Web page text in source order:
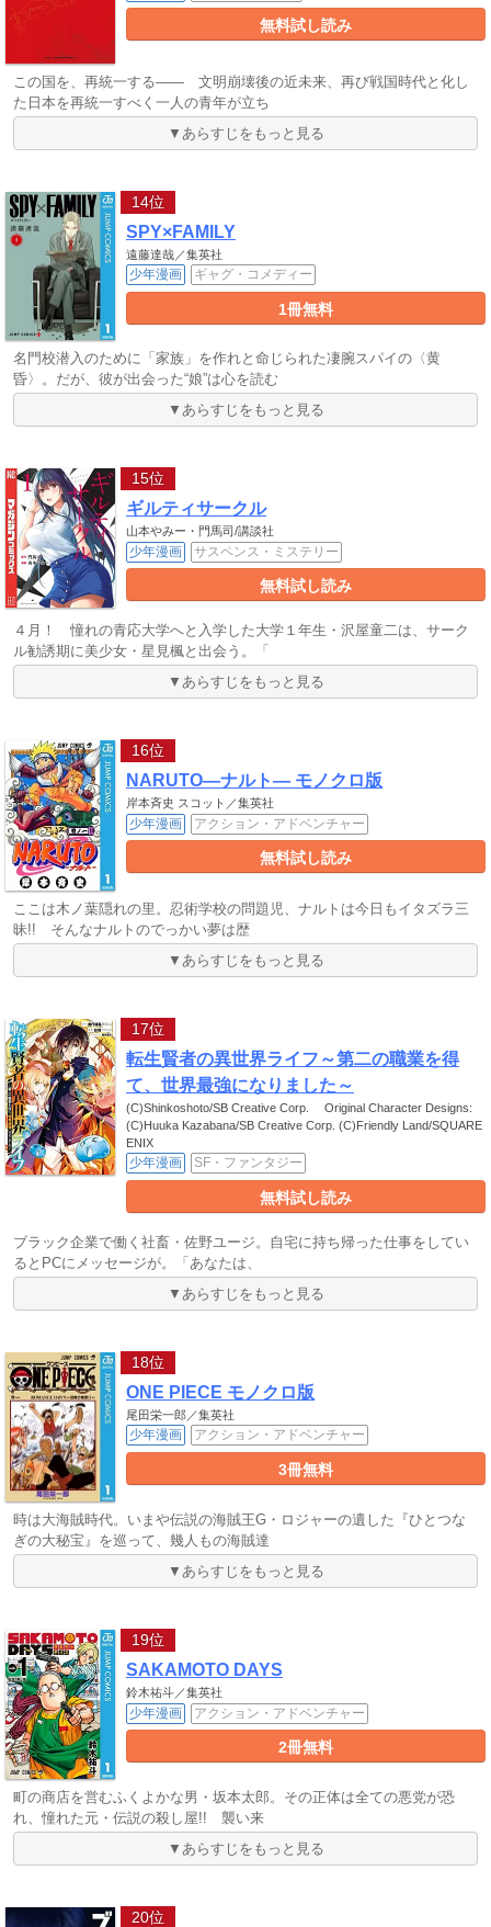
無料試し読み
この国を、再統一する―― 文明崩壊後の近未来、再び戦国時代と化し
た日本を再統一すべく一人の青年が立ち
▼あらすじをもっと見る
14位
SPY×FAMILY
遠藤達哉／集英社
少年漫画 ギャグ・コメディー
1冊無料
名門校潜入のために「家族」を作れと命じられた凄腕スパイの〈黄
昏〉。だが、彼が出会った“娘”は心を読む
▼あらすじをもっと見る
15位
ギルティサークル
山本やみー・門馬司/講談社
少年漫画 サスペンス・ミステリー
無料試し読み
４月！ 憧れの青応大学へと入学した大学１年生・沢屋童二は、サーク
ル勧誘期に美少女・星見楓と出会う。「
▼あらすじをもっと見る
16位
NARUTO―ナルト― モノクロ版
岸本斉史 スコット／集英社
少年漫画 アクション・アドベンチャー
無料試し読み
ここは木ノ葉隠れの里。忍術学校の問題児、ナルトは今日もイタズラ三
昧!! そんなナルトのでっかい夢は歴
▼あらすじをもっと見る
17位
転生賢者の異世界ライフ～第二の職業を得
て、世界最強になりました～
(C)Shinkoshoto/SB Creative Corp. Original Character Designs:
(C)Huuka Kazabana/SB Creative Corp. (C)Friendly Land/SQUARE
ENIX
少年漫画 SF・ファンタジー
無料試し読み
ブラック企業で働く社畜・佐野ユージ。自宅に持ち帰った仕事をしてい
るとPCにメッセージが。「あなたは、
▼あらすじをもっと見る
18位
ONE PIECE モノクロ版
尾田栄一郎／集英社
少年漫画 アクション・アドベンチャー
3冊無料
時は大海賊時代。いまや伝説の海賊王G・ロジャーの遺した『ひとつな
ぎの大秘宝』を巡って、幾人もの海賊達
▼あらすじをもっと見る
19位
SAKAMOTO DAYS
鈴木祐斗／集英社
少年漫画 アクション・アドベンチャー
2冊無料
町の商店を営むふくよかな男・坂本太郎。その正体は全ての悪党が恐
れ、憧れた元・伝説の殺し屋!! 襲い来
▼あらすじをもっと見る
20位